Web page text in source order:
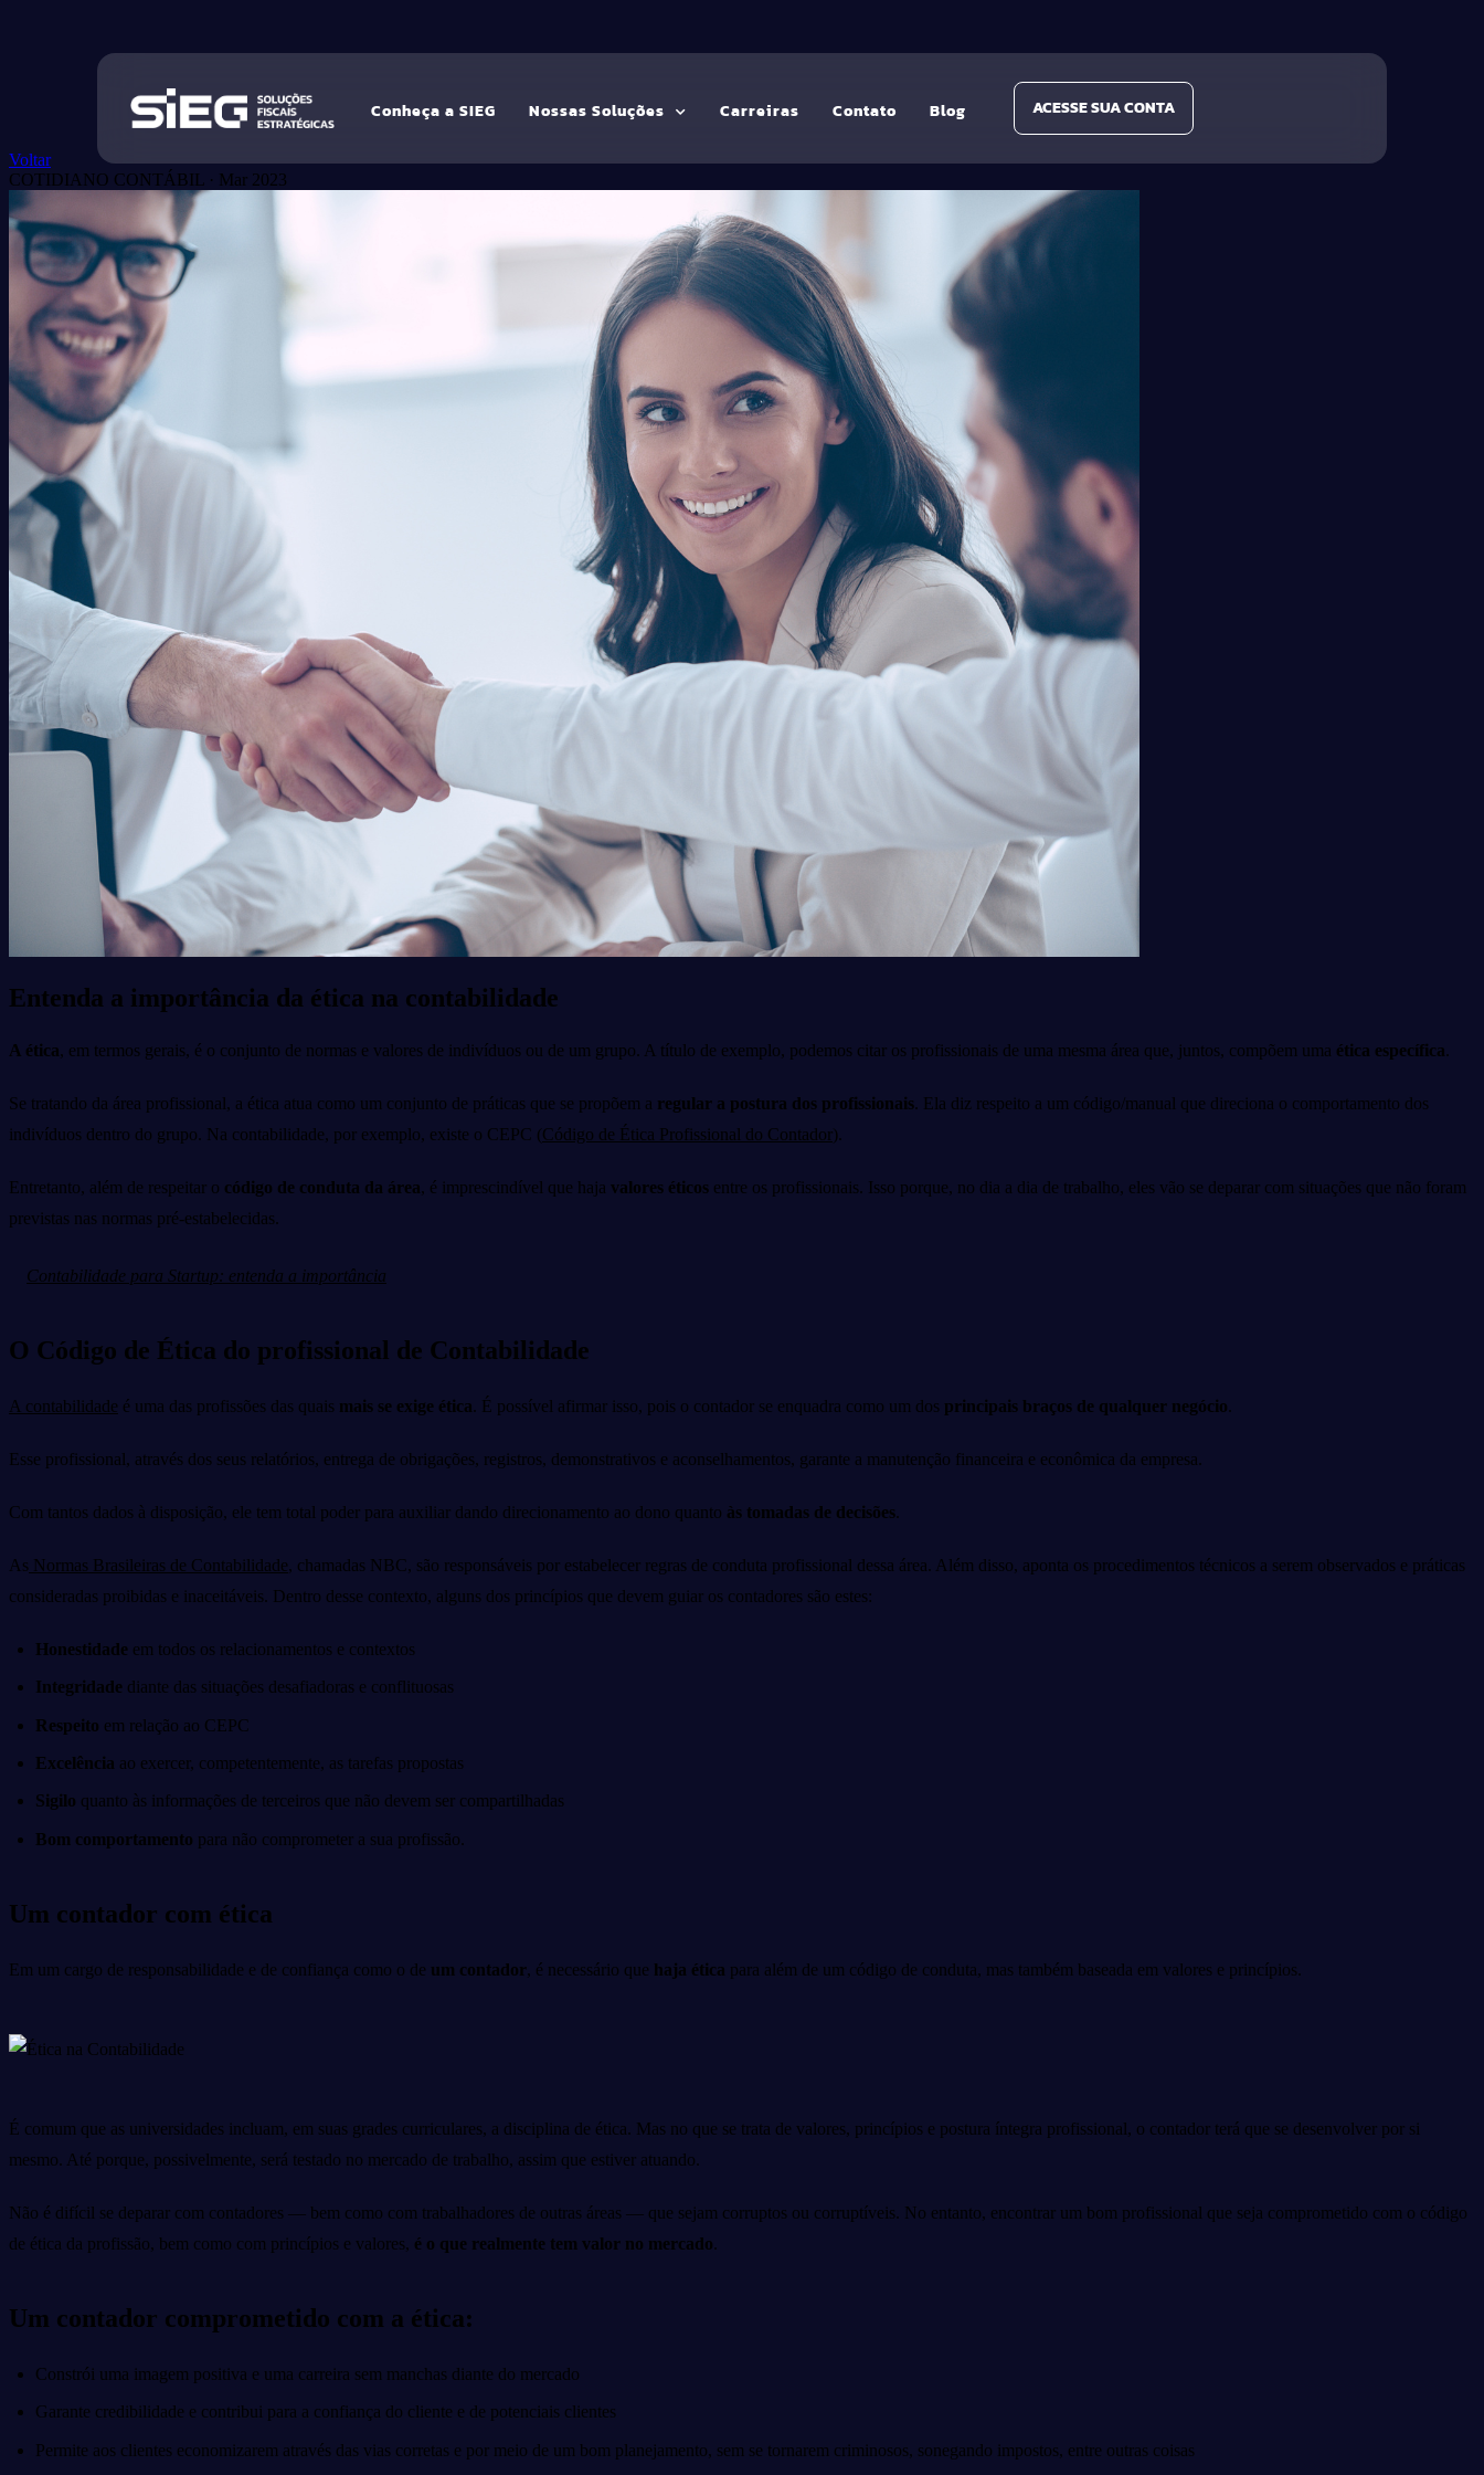
Conheça a SIEG Nossas Soluções Carreiras Contato Blog ACESSE SUA CONTA
Voltar
COTIDIANO CONTÁBIL · Mar 2023
Entenda a importância da ética na contabilidade
A ética, em termos gerais, é o conjunto de normas e valores de indivíduos ou de um grupo. A título de exemplo, podemos citar os profissionais de uma mesma área que, juntos, compõem uma ética específica.
Se tratando da área profissional, a ética atua como um conjunto de práticas que se propõem a regular a postura dos profissionais. Ela diz respeito a um código/manual que direciona o comportamento dos
indivíduos dentro do grupo. Na contabilidade, por exemplo, existe o CEPC (Código de Ética Profissional do Contador).
Entretanto, além de respeitar o código de conduta da área, é imprescindível que haja valores éticos entre os profissionais. Isso porque, no dia a dia de trabalho, eles vão se deparar com situações que não foram
previstas nas normas pré-estabelecidas.
Contabilidade para Startup: entenda a importância
O Código de Ética do profissional de Contabilidade
A contabilidade é uma das profissões das quais mais se exige ética. É possível afirmar isso, pois o contador se enquadra como um dos principais braços de qualquer negócio.
Esse profissional, através dos seus relatórios, entrega de obrigações, registros, demonstrativos e aconselhamentos, garante a manutenção financeira e econômica da empresa.
Com tantos dados à disposição, ele tem total poder para auxiliar dando direcionamento ao dono quanto às tomadas de decisões.
As Normas Brasileiras de Contabilidade, chamadas NBC, são responsáveis por estabelecer regras de conduta profissional dessa área. Além disso, aponta os procedimentos técnicos a serem observados e práticas
consideradas proibidas e inaceitáveis. Dentro desse contexto, alguns dos princípios que devem guiar os contadores são estes:
Honestidade em todos os relacionamentos e contextos
Integridade diante das situações desafiadoras e conflituosas
Respeito em relação ao CEPC
Excelência ao exercer, competentemente, as tarefas propostas
Sigilo quanto às informações de terceiros que não devem ser compartilhadas
Bom comportamento para não comprometer a sua profissão.
Um contador com ética
Em um cargo de responsabilidade e de confiança como o de um contador, é necessário que haja ética para além de um código de conduta, mas também baseada em valores e princípios.
É comum que as universidades incluam, em suas grades curriculares, a disciplina de ética. Mas no que se trata de valores, princípios e postura íntegra profissional, o contador terá que se desenvolver por si
mesmo. Até porque, possivelmente, será testado no mercado de trabalho, assim que estiver atuando.
Não é difícil se deparar com contadores — bem como com trabalhadores de outras áreas — que sejam corruptos ou corruptíveis. No entanto, encontrar um bom profissional que seja comprometido com o código
de ética da profissão, bem como com princípios e valores, é o que realmente tem valor no mercado.
Um contador comprometido com a ética:
Constrói uma imagem positiva e uma carreira sem manchas diante do mercado
Garante credibilidade e contribui para a confiança do cliente e de potenciais clientes
Permite aos clientes economizarem através das vias corretas e por meio de um bom planejamento, sem se tornarem criminosos, sonegando impostos, entre outras coisas